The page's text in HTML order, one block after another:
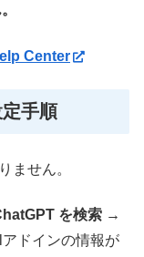
Center
手順
ません。
を検索 →
ドインの情報が